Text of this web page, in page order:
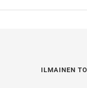
ILMAINEN